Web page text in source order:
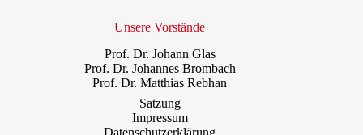
Unsere Vorstände
Prof. Dr. Johann Glas
Prof. Dr. Johannes Brombach
Prof. Dr. Matthias Rebhan
Satzung
Impressum